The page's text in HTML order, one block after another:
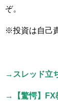
ぞ。
※投資は自己
→スレッド立
→【驚愕】FX